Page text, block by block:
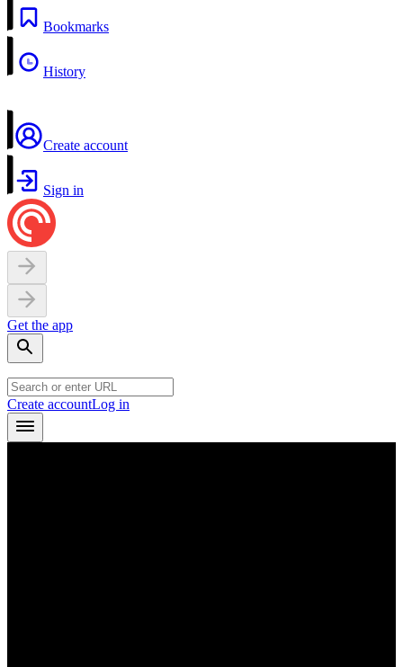
Bookmarks
History
Create account
Sign in
Get the app
Create accountLog in